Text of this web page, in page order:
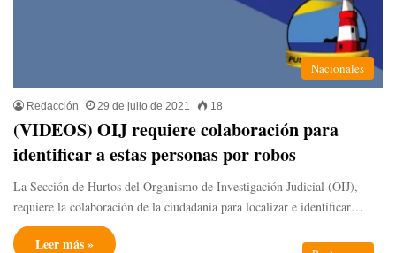
Nacionales
Redacción 29 de julio de 2021 18
(VIDEOS) OIJ requiere colaboración para
identificar a estas personas por robos
La Sección de Hurtos del Organismo de Investigación Judicial (OIJ),
requiere la colaboración de la ciudadanía para localizar e identificar…
Leer más »